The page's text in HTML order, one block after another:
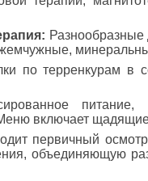
по терренкурам в
включает
первичный
объединяющую